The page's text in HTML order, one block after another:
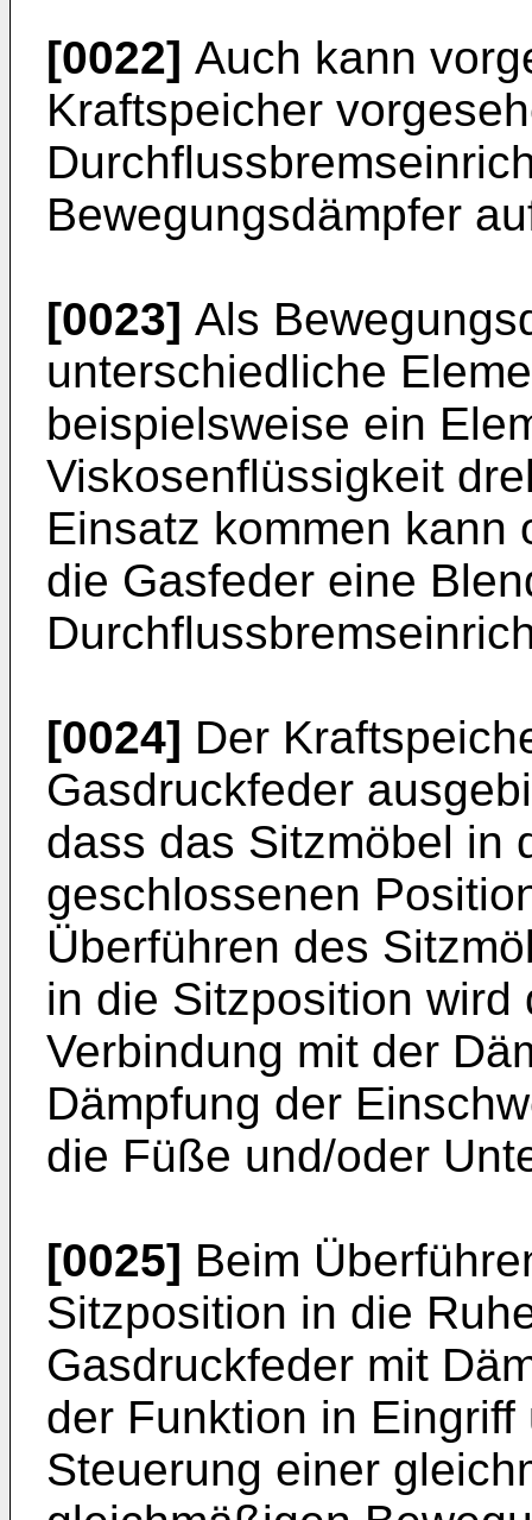
[0022] Auch kann
Kraftspeicher
Bewegungsdämpfer
[0023] Als
unterschiedliche
beispielsweise ein
Viskosenflüssigkeit
Einsatz kommen kann
die Gasfeder eine
[0024] Der
Gasdruckfeder
dass das Sitzmöbel in
geschlossenen
Überführen des
in die Sitzposition
Verbindung mit der
Dämpfung der
die Füße und/oder
[0025] Beim
Sitzposition in die
Gasdruckfeder mit
der Funktion in
Steuerung einer